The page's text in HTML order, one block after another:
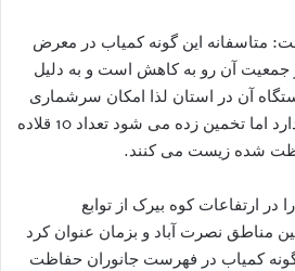
متاسفانه این گونه کمیاب در معرض
جمعیت آن رو به کاهش است و به دلیل
آن در استان لذا امکان سرشماری
دقیق در این رابطه وجود ندارد اما تخمین زده می شود تعداد 10 قلاده
شده زیست می کنند.
در ارتفاعات کوه بیرک از توابع
مناطق نصرت آباد و بزمان عنوان کرد
گونه کمیاب در فهرست جانوران حفاظت